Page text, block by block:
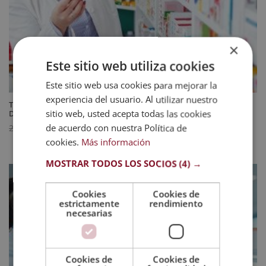
Técnico Auxiliar de Farmacia + Técnico Auxiliar de Parafarmacia –
Diploma Acreditado por Apostilla de la Haya
2.976
precio
2.976 $.
744 $El
precio
744 $.
×
Este sitio web utiliza cookies
Este sitio web usa cookies para mejorar la
experiencia del usuario. Al utilizar nuestro
sitio web, usted acepta todas las cookies
de acuerdo con nuestra Política de
cookies. Más información
MOSTRAR TODOS LOS SOCIOS(4) →
Cookies
estrictamente
necesarias
Cookies de
rendimiento
Cookies de
Cookies de